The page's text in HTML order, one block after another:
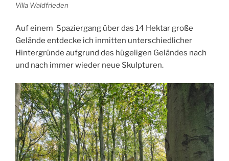
Villa Waldfrieden
Auf einem Spaziergang über das 14 Hektar große
Gelände entdecke ich inmitten unterschiedlicher
Hintergründe aufgrund des hügeligen Geländes nach
und nach immer wieder neue Skulpturen.